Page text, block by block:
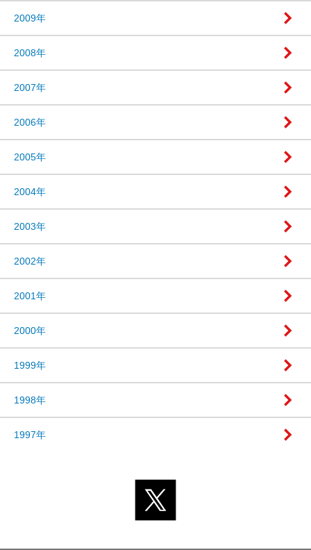
2009年
2008年
2007年
2006年
2005年
2004年
2003年
2002年
2001年
2000年
1999年
1998年
1997年